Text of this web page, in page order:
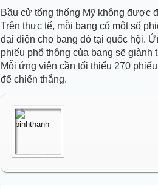
Bầu cử tổng thống Mỹ không được
Trên thực tế, mỗi bang có một số
đại diện cho bang đó tại quốc hội.
phiếu phổ thông của bang sẽ giành
Mỗi ứng viên cần tối thiểu 270
để chiến thắng.